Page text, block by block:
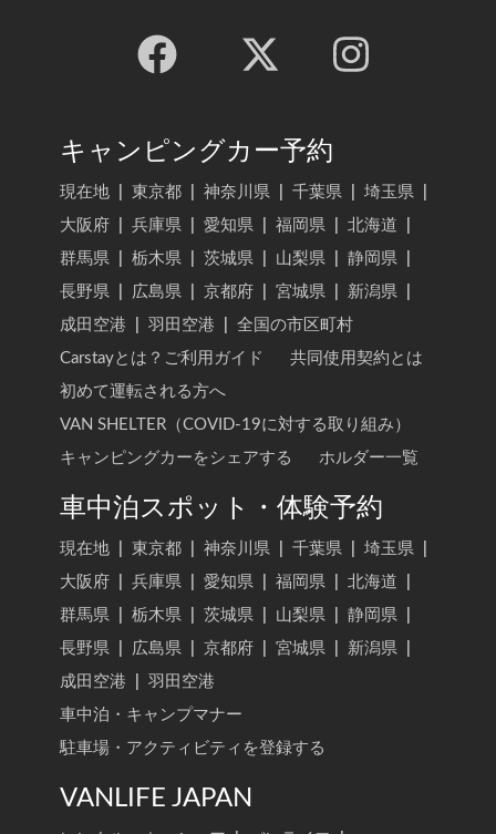
キャンピングカー予約
現在地 東京都 神奈川県 千葉県 埼玉県
大阪府
兵庫県 愛知県 福岡県 北海道
群馬県
栃木県 茨城県 山梨県 静岡県
長野県
広島県 京都府 宮城県 新潟県
成田空港
羽田空港
全国の市区町村
Carstayとは？ご利用ガイド
共同使用契約とは
初めて運転される方へ
VAN SHELTER（COVID-19に対する取り組み）
キャンピングカーをシェアする
ホルダー一覧
車中泊スポット・体験予約
現在地 東京都 神奈川県 千葉県 埼玉県
大阪府
兵庫県 愛知県 福岡県 北海道
群馬県
栃木県 茨城県 山梨県 静岡県
長野県
広島県 京都府 宮城県 新潟県
成田空港
羽田空港
車中泊・キャンプマナー
駐車場・アクティビティを登録する
VANLIFE JAPAN